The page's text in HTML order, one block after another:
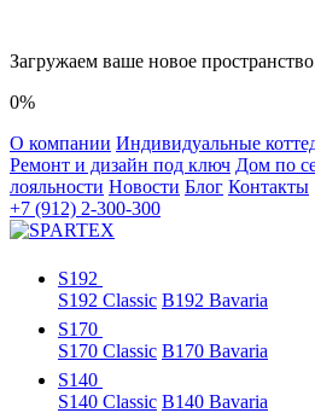
Загружаем ваше новое
0%
О компании Индивидуальные
Ремонт и дизайн под ключ Дом по
лояльности Новости Блог Контакты
+7 (912) 2-300-300
S192
S192 Classic B192 Bavaria
S170
S170 Classic B170 Bavaria
S140
S140 Classic B140 Bavaria